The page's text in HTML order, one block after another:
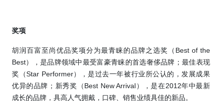
奖项
胡润百富至尚优品奖项分为最青睐的品牌之选奖（ Best of the
Best），是品牌领域中最受富豪青睐的首选奢侈品牌；最佳表现
奖（Star Performer），是过去一年被行业所公认的，发展成果
优异的品牌；新秀奖（Best New Arrival），是在2012年中最新
成长的品牌，具高人气拥戴，口碑、销售业绩具佳的新品。